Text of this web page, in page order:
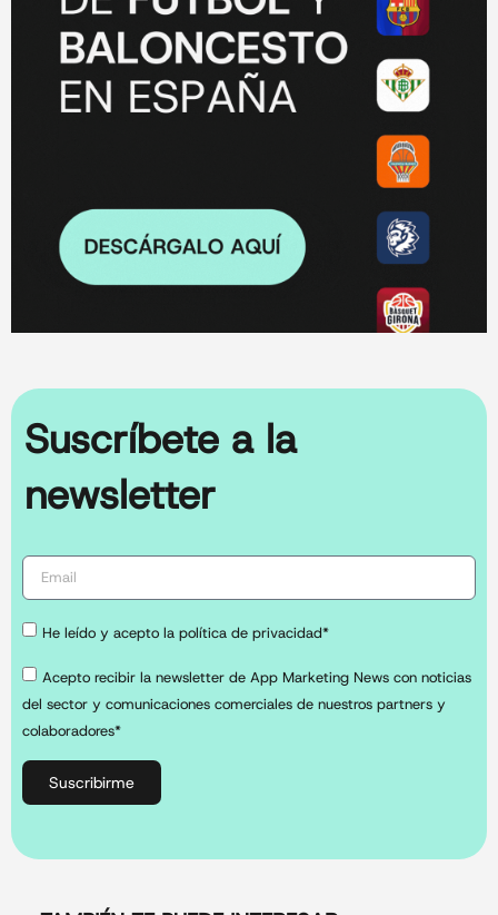
Suscríbete a la
newsletter
He leído y acepto la política de privacidad*
Acepto recibir la newsletter de App Marketing News con noticias
del sector y comunicaciones comerciales de nuestros partners y
colaboradores*
Suscribirme